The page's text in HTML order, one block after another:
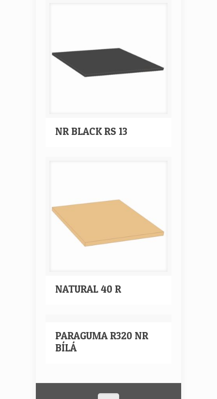
NR BLACK RS 13
NATURAL 40 R
PARAGUMA R320 NR
BÍLÁ